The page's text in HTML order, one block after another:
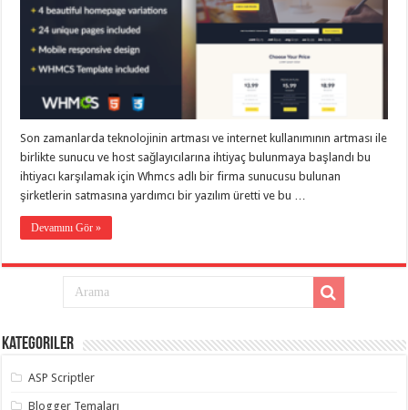
taşımacılık,
taşımacılık,
gaziantep
taşımacılık,
gaziantep
evden
taşımacılık,
gaziantep
taşımacılık,
gaziantep
evden
taşımacılık,
asansörlü
taşıma,
evden
taşımacılık,
Son zamanlarda teknolojinin artması ve internet kullanımının artması ile
birlikte sunucu ve host sağlayıcılarına ihtiyaç bulunmaya başlandı bu
ihtiyacı karşılamak için Whmcs adlı bir firma sunucusu bulunan
şirketlerin satmasına yardımcı bir yazılım üretti ve bu …
Devamını Gör »
Kategoriler
ASP Scriptler
Blogger Temaları